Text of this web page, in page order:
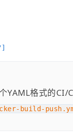
YAML格式的CI/
build-